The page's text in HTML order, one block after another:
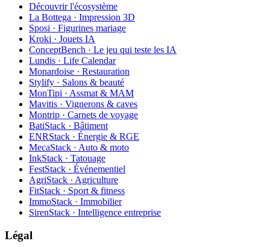
Découvrir l'écosystème
La Bottega · Impression 3D
Sposi · Figurines mariage
Kroki · Jouets IA
ConceptBench · Le jeu qui teste les IA
Lundis · Life Calendar
Monardoise · Restauration
Stylify · Salons & beauté
MonTipi · Assmat & MAM
Mavitis · Vignerons & caves
Montrip · Carnets de voyage
BatiStack · Bâtiment
ENRStack · Énergie & RGE
MecaStack · Auto & moto
InkStack · Tatouage
FestStack · Événementiel
AgriStack · Agriculture
FitStack · Sport & fitness
ImmoStack · Immobilier
SirenStack · Intelligence entreprise
Légal